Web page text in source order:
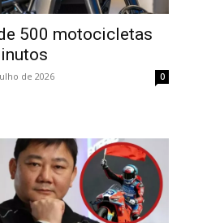
500 motocicletas
de 2026 0